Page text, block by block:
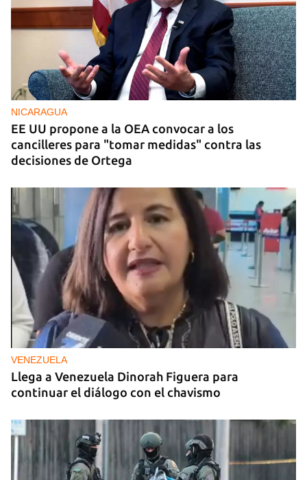
Guardar como favorito
Para poder guardar como favorito, primero has de
iniciar sesión con tu cuenta de 14ymedio.
NICARAGUA
EE UU propone a la OEA convocar a los
cancilleres para "tomar medidas" contra las
decisiones de Ortega
VENEZUELA
Llega a Venezuela Dinorah Figuera para
continuar el diálogo con el chavismo